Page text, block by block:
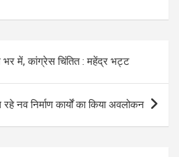
भर में, कांग्रेस चिंतित : महेंद्र भट्ट
नव निर्माण कार्यों का किया अवलोकन